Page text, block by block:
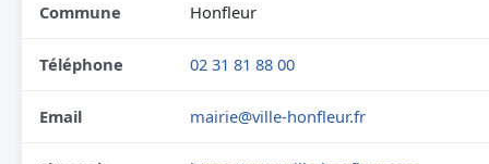
Commune Honfleur
Téléphone 02 31 81 88 00
Email mairie@ville-honfleur.fr